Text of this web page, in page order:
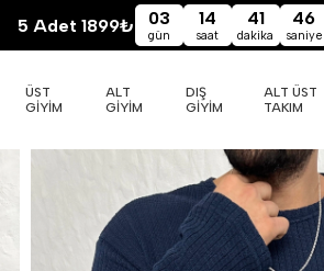
5 Adet 1899₺ 03
gün
14
saat
41
dakika
45
saniye
ÜST
GİYİM
ALT
GİYİM
DIŞ
GİYİM
ALT ÜST
TAKIM